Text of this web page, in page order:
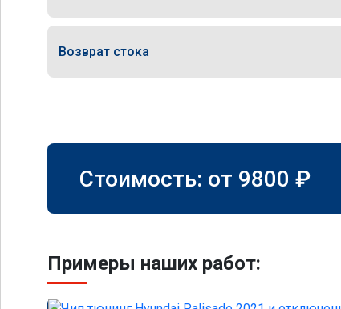
Возврат стока
Стоимость: от 9800 ₽
Примеры наших работ: